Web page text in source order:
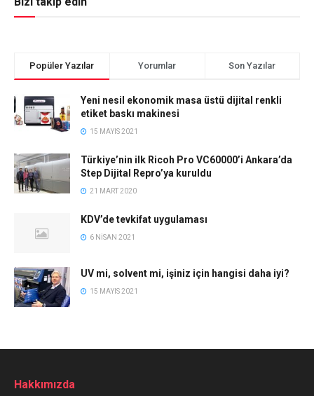
Popüler Yazılar Yorumlar Son Yazılar
Yeni nesil ekonomik masa üstü dijital renkli
etiket baskı makinesi
15 MAYIS 2021
Türkiye’nin ilk Ricoh Pro VC60000’i Ankara’da
Step Dijital Repro’ya kuruldu
21 MART 2020
KDV’de tevkifat uygulaması
6 NISAN 2021
UV mi, solvent mi, işiniz için hangisi daha iyi?
15 MAYIS 2021
Hakkımızda